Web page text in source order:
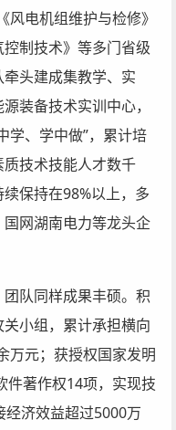
电机组维护与检修》
控制技术》等多门省级
头建成集教学、实
装备技术实训中心，
学、学中做”，累计培
技术技能人才数千
保持在98%以上，多
网湖南电力等龙头企
队同样成果丰硕。积
小组，累计承担横向
万元；获授权国家发明
件著作权14项，实现技
济效益超过5000万